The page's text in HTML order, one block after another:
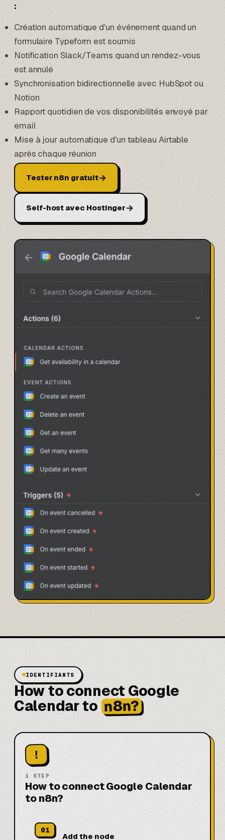
:
Création automatique d'un événement quand un
formulaire Typeformest soumis
Notification Slack/Teams quand un rendez-vous
est annulé
Synchronisation bidirectionnelle avecHubSpotou
Notion
Rapport quotidien de vos disponibilités envoyé par
email
Mise à jour automatique d'un tableau Airtable
après chaque réunion
Tester n8n gratuit→
Self-host avec Hostinger→
IDENTIFIANTS
How to connect Google
Calendar to n8n?
!
1 STEP
How to connect Google Calendar
to n8n?
01
Add the node